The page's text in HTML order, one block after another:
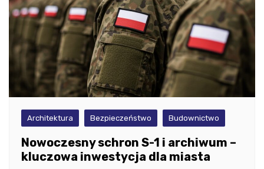
Architektura Bezpieczeństwo Budownictwo
Nowoczesny schron S-1 i archiwum –
kluczowa inwestycja dla miasta